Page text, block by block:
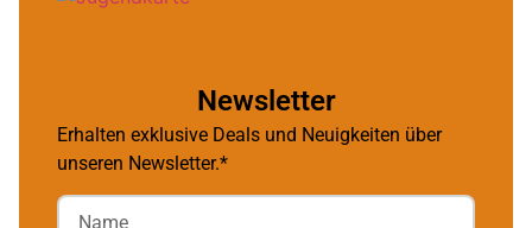
Newsletter
Erhalten exklusive Deals und Neuigkeiten über
unseren Newsletter.*